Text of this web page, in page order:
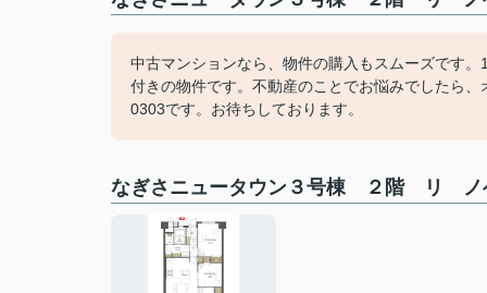
中古マンションなら、物件の購入もスムーズです
付きの物件です。不動産のことでお悩みでしたら
0303です。お待ちしております。
なぎさニュータウン３号棟 ２階 リ ノ